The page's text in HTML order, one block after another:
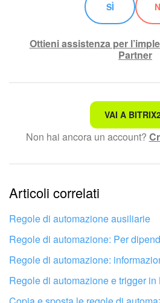
SÌ
Ottieni assistenza per
Partner
Non è quello che sto cercando.
Testo complesso e
Le informazioni sono obsolete.
Troppo breve, ho bisogno di
Non mi soddisfa come funziona
VAI A
Non hai ancora un account?
Articoli correlati
Regole di automazione ausiliarie
Regole di automazione: Per
Regole di automazione:
Regole di automazione e trigger in